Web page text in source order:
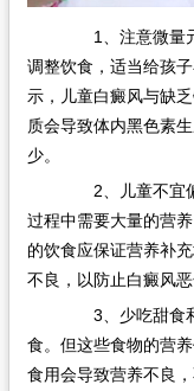
1、注意微量元
调整饮食，适当给孩
示，儿童白癜风与缺
质会导致体内黑色素
少。
2、儿童不宜偏
过程中需要大量的营
的饮食应保证营养补
不良，以防止白癜风恶
3、少吃甜食和
食。但这些食物的营
食用会导致营养不良